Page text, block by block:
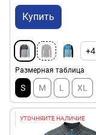
Купить
+4
Размерная таблица
S M L XL
УТОЧНЯЙТЕ НАЛИЧИЕ